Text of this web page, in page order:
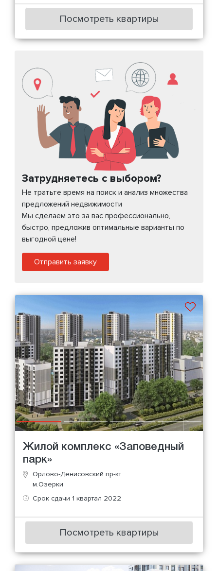
Посмотреть квартиры
Затрудняетесь с выбором?
Не тратьте время на поиск и анализ множества
предложений недвижимости
Мы сделаем это за вас профессионально,
быстро, предложив оптимальные варианты по
выгодной цене!
Отправить заявку
Жилой комплекс «Заповедный
парк»
Орлово-Денисовский пр-кт
м.Озерки
Срок сдачи 1 квартал 2022
Посмотреть квартиры